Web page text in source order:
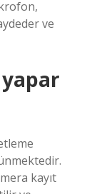
ve
kayıt